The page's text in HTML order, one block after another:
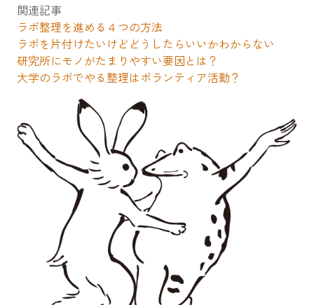
関連記事
ラボ整理を進める４つの方法
ラボを片付けたいけどどうしたらいいかわからない
研究所にモノがたまりやすい要因とは？
大学のラボでやる整理はボランティア活動？